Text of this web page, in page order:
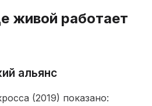
живой работает
альянс
(2019) показано: